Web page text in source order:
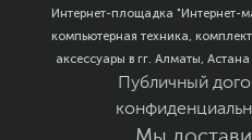
Интернет-площадка "Интернет-
компьютерная техника,
аксессуары в гг. Алматы,
Публичный